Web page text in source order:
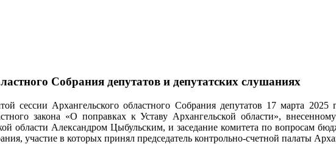
Собрания депутатов и депутатских слушаниях
сессии Архангельского областного Собрания депутатов 17 марта
закона «О поправках к Уставу Архангельской области»,
области Александром Цыбульским, и заседание комитета по вопросам
участие в которых принял председатель контрольно-счетной палаты